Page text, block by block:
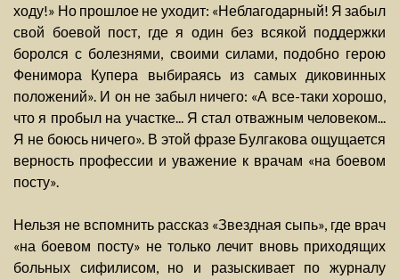
ходу!» Но прошлое не уходит: «Неблагодарный! Я забыл
свой боевой пост, где я один без всякой поддержки
боролся с болезнями, своими силами, подобно герою
Фенимора Купера выбираясь из самых диковинных
положений». И он не забыл ничего: «А все-таки хорошо,
что я пробыл на участке... Я стал отважным человеком...
Я не боюсь ничего». В этой фразе Булгакова ощущается
верность профессии и уважение к врачам «на боевом
посту».
Нельзя не вспомнить рассказ «Звездная сыпь», где врач
«на боевом посту» не только лечит вновь приходящих
больных сифилисом, но и разыскивает по журналу